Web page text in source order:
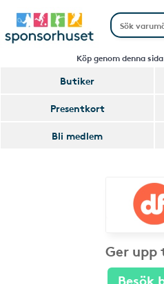
Köp genom denna
Butiker
Presentkort
Bli medlem
Ger upp
Besök